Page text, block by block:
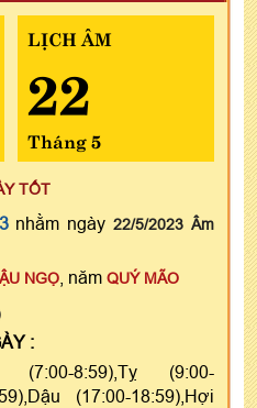
LỊCH ÂM
22
Tháng 5
TỐT
nhằm ngày22/5/2023 Âm
NGỌ , năm QUÝ MÃO
:
(7:00-8:59),Tỵ (9:00-
(17:00-18:59),Hợi